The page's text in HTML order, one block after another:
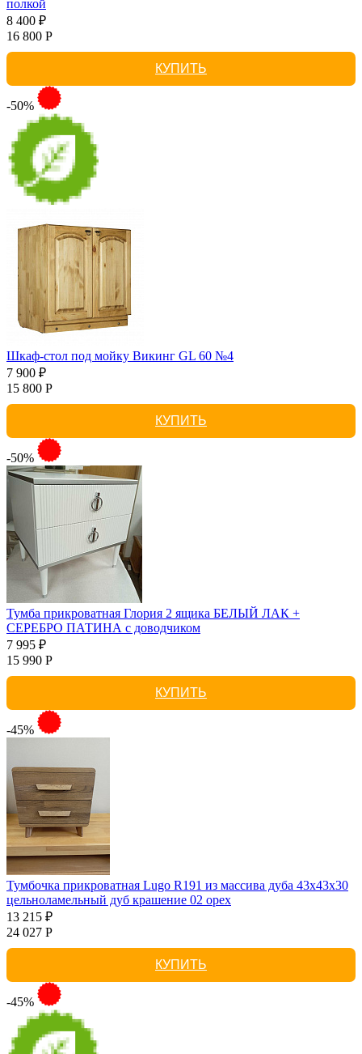
полкой
8 400 ₽
16 800 Р
КУПИТЬ
-50%
Шкаф-стол под мойку Викинг GL 60 №4
7 900 ₽
15 800 Р
КУПИТЬ
-50%
Тумба прикроватная Глория 2 ящика БЕЛЫЙ ЛАК +
СЕРЕБРО ПАТИНА с доводчиком
7 995 ₽
15 990 Р
КУПИТЬ
-45%
Тумбочка прикроватная Lugo R191 из массива дуба 43х43х30
цельноламельный дуб крашение 02 орех
13 215 ₽
24 027 Р
КУПИТЬ
-45%